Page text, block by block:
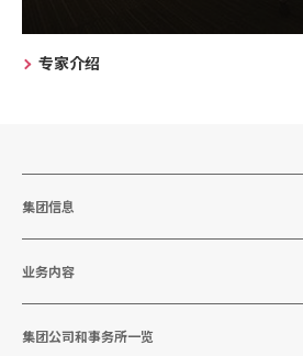
专家介绍
集团信息
业务内容
集团公司和事务所一览